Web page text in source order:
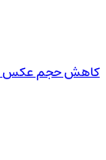
کاهش حجم عکس